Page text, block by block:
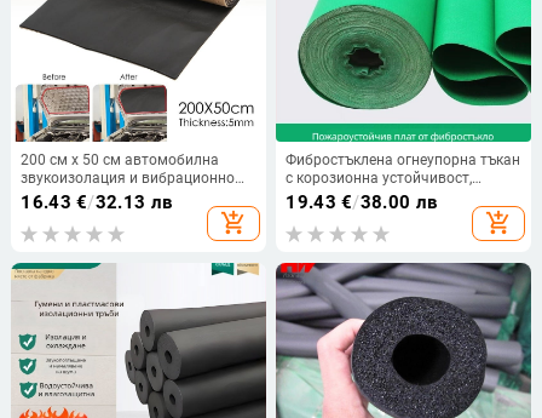
200 см x 50 см автомобилна
звукоизолация и вибрационно
гасене, звукопоглъщаща памучна
топлоизолация, пяна със
затворени клетки, автомобилни
16.43 €/32.13 лв
add_shopping_cart
Фибростъклена огнеупорна тъкан
с корозионна устойчивост,
покрита за оборудване и
дъждозащитен брезент
19.43 €/38.00 лв
add_shopping_cart